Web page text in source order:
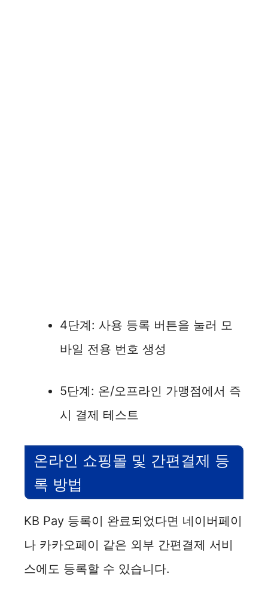
4단계: 사용 등록 버튼을 눌러 모
바일 전용 번호 생성
5단계: 온/오프라인 가맹점에서 즉
시 결제 테스트
온라인 쇼핑몰 및 간편결제 등
록 방법
KB Pay 등록이 완료되었다면 네이버페이
나 카카오페이 같은 외부 간편결제 서비
스에도 등록할 수 있습니다.